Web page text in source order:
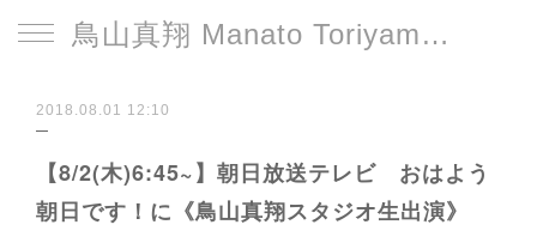
鳥山真翔 Manato Toriyama Official HP＜総合＞
2018.08.01 12:10
【8/2(木)6:45~】朝日放送テレビ おはよう
朝日です！に《鳥山真翔スタジオ生出演》